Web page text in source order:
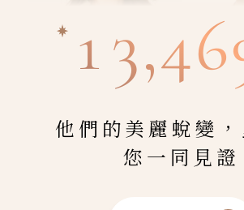
他們的美麗蛻變
您一同見證